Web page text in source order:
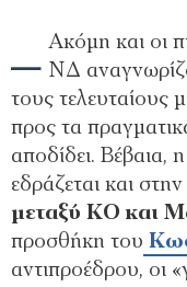
– Ακόμη και οι
ΝΔ
τους τελευταίους
προς τα
αποδίδει. Βέβαια,
εδράζεται και στην
μεταξύ ΚΟ και
προσθήκη του
αντιπροέδρου, οι